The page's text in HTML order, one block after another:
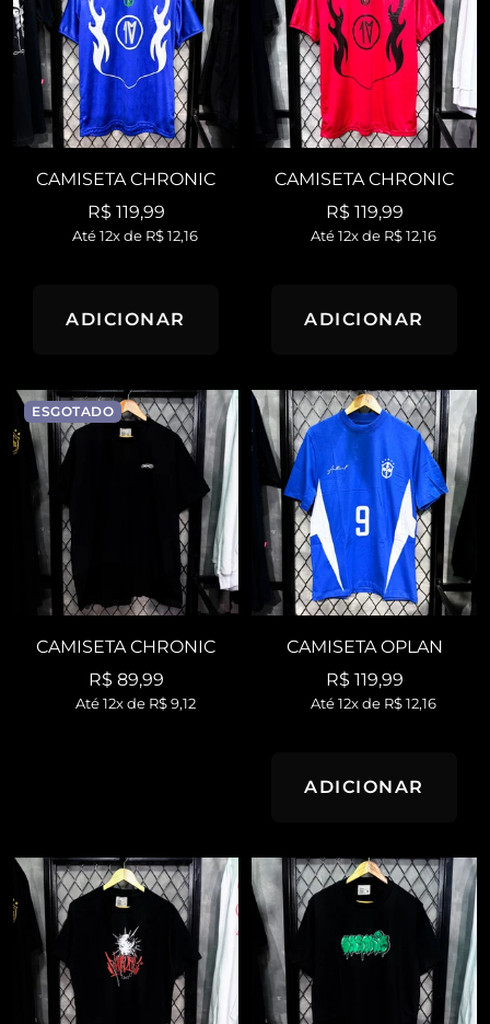
CAMISETA CHRONIC
Preço
promocional
R$ 119,99
Até 12x de R$ 12,16
ADICIONAR
CAMISETA CHRONIC
Preço
promocional
R$ 119,99
Até 12x de R$ 12,16
ADICIONAR
ESGOTADO
CAMISETA CHRONIC
Preço
promocional
R$ 89,99
Até 12x de R$ 9,12
CAMISETA OPLAN
Preço
promocional
R$ 119,99
Até 12x de R$ 12,16
ADICIONAR